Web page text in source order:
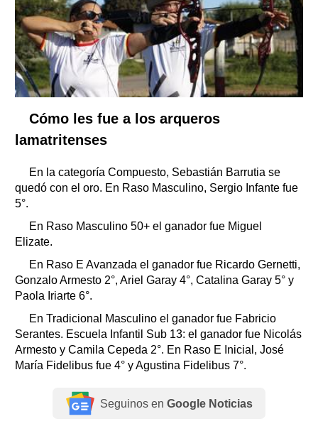
Cómo les fue a los arqueros
lamatritenses
En la categoría Compuesto, Sebastián Barrutia se
quedó con el oro. En Raso Masculino, Sergio Infante fue
5°.
En Raso Masculino 50+ el ganador fue Miguel
Elizate.
En Raso E Avanzada el ganador fue Ricardo Gernetti,
Gonzalo Armesto 2°, Ariel Garay 4°, Catalina Garay 5° y
Paola Iriarte 6°.
En Tradicional Masculino el ganador fue Fabricio
Serantes. Escuela Infantil Sub 13: el ganador fue Nicolás
Armesto y Camila Cepeda 2°. En Raso E Inicial, José
María Fidelibus fue 4° y Agustina Fidelibus 7°.
Seguinos en Google Noticias